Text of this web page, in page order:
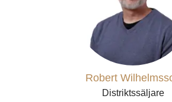
Robert
Distriktssäljare